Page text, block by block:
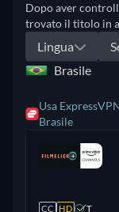
Dopo aver
trovato il titolo in
Lingua
Brasile
Usa
Brasile
CC HD T